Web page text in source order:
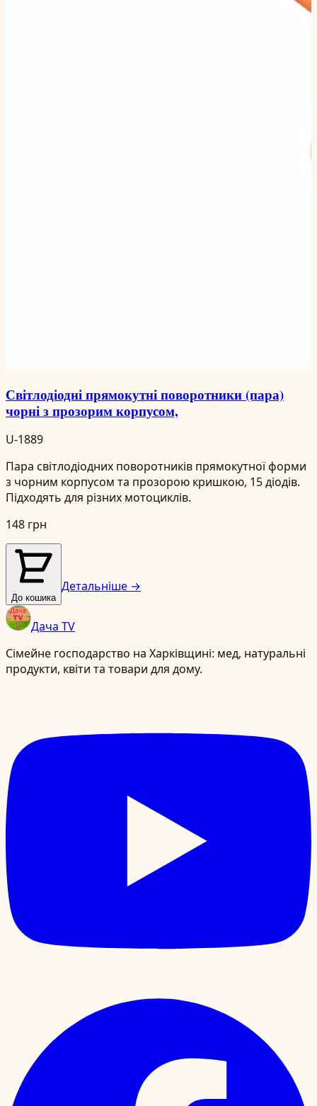
Світлодіодні прямокутні поворотники (пара)
чорні з прозорим корпусом,
U-1889
Пара світлодіодних поворотників прямокутної форми
з чорним корпусом та прозорою кришкою, 15 діодів.
Підходять для різних мотоциклів.
148 грн
До кошика
Детальніше →
Дача TV
Сімейне господарство на Харківщині: мед, натуральні
продукти, квіти та товари для дому.